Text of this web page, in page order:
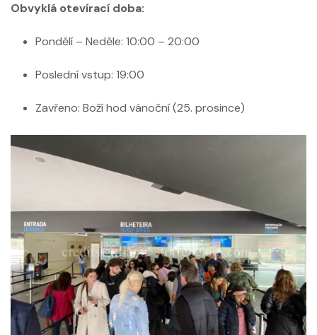
Obvyklá otevírací doba:
Pondělí – Neděle: 10:00 – 20:00
Poslední vstup: 19:00
Zavřeno: Boží hod vánoční (25. prosince)